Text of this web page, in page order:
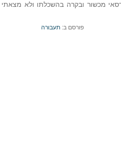
אציין שעד תביעה מס' 1 הינו הנדסאי מכשור
פורסם ב:תעבורה